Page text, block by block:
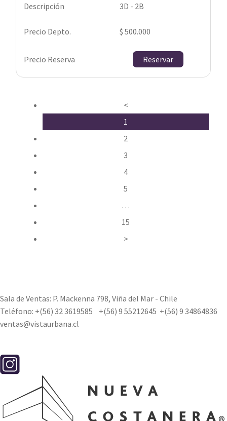
3D - 2B
$ 500.000
Reservar
<
1
2
3
4
5
…
15
>
Sala de Ventas: P. Mackenna 798, Viña del Mar - Chile
Teléfono: +(56) 32 3619585 +(56) 9 55212645 +(56) 9 34864836
ventas@vistaurbana.cl